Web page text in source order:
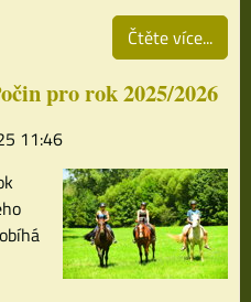
Čtěte více...
pro rok 2025/2026
11:46